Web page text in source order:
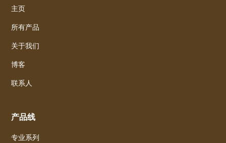
主页
所有产品
关于我们
博客
联系人
产品线
专业系列